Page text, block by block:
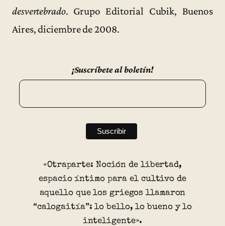
desvertebrado. Grupo Editorial Cubik, Buenos
Aires, diciembre de 2008.
¡Suscríbete al boletín!
«Otraparte: Noción de libertad,
espacio íntimo para el cultivo de
aquello que los griegos llamaron
“calogaitía”: lo bello, lo bueno y lo
inteligente».